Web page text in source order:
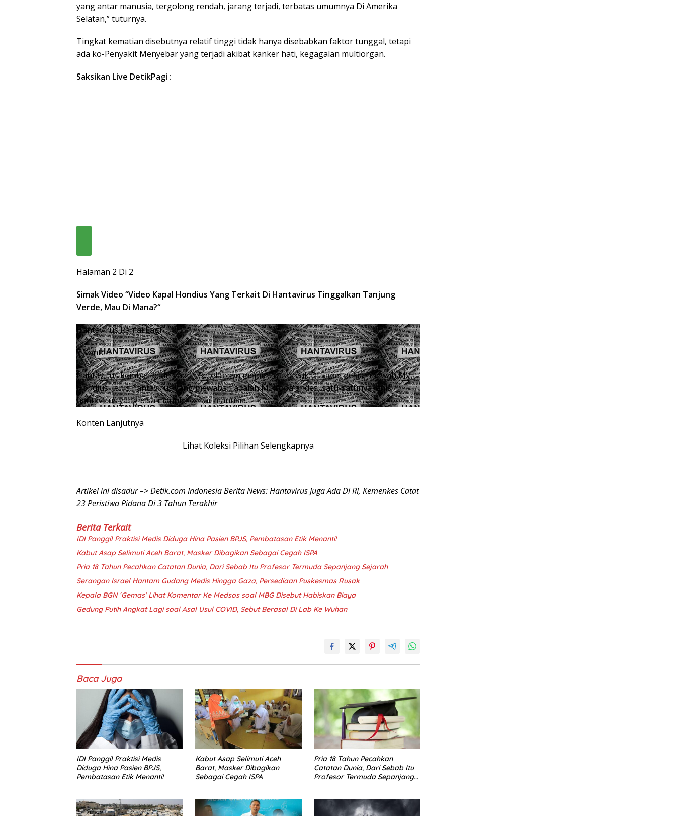
yang antar manusia, tergolong rendah, jarang terjadi, terbatas umumnya Di Amerika
Selatan,” tuturnya.
Tingkat kematian disebutnya relatif tinggi tidak hanya disebabkan faktor tunggal, tetapi
ada ko-Penyakit Menyebar yang terjadi akibat kanker hati, kegagalan multiorgan.
Saksikan Live DetikPagi :
Halaman 2 Di 2
Simak Video “Video Kapal Hondius Yang Terkait Di Hantavirus Tinggalkan Tanjung
Verde, Mau Di Mana?“
Hantavirus Ramai Lagi
7 Konten
Hantavirus kembali bikin gaduh Setelahnya memicu outbreak Di kapal pesiar mewah MV
Hondius. Jenis hantavirus yang mewabah adalah Mikroba andes, satu-satunya jenis
hantavirus yang bisa menular antar manusia.
Konten Lanjutnya
Lihat Koleksi Pilihan Selengkapnya
Artikel ini disadur –> Detik.com Indonesia Berita News: Hantavirus Juga Ada Di RI, Kemenkes Catat
23 Peristiwa Pidana Di 3 Tahun Terakhir
Berita Terkait
IDI Panggil Praktisi Medis Diduga Hina Pasien BPJS, Pembatasan Etik Menanti!
Kabut Asap Selimuti Aceh Barat, Masker Dibagikan Sebagai Cegah ISPA
Pria 18 Tahun Pecahkan Catatan Dunia, Dari Sebab Itu Profesor Termuda Sepanjang Sejarah
Serangan Israel Hantam Gudang Medis Hingga Gaza, Persediaan Puskesmas Rusak
Kepala BGN ‘Gemas’ Lihat Komentar Ke Medsos soal MBG Disebut Habiskan Biaya
Gedung Putih Angkat Lagi soal Asal Usul COVID, Sebut Berasal Di Lab Ke Wuhan
Baca Juga
IDI Panggil Praktisi Medis
Diduga Hina Pasien BPJS,
Pembatasan Etik Menanti!
Kabut Asap Selimuti Aceh
Barat, Masker Dibagikan
Sebagai Cegah ISPA
Pria 18 Tahun Pecahkan
Catatan Dunia, Dari Sebab Itu
Profesor Termuda Sepanjang